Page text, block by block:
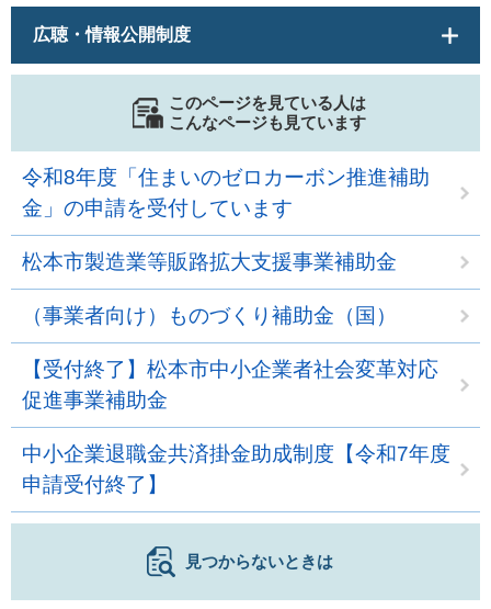
広聴・情報公開制度
このページを見ている人は
こんなページも見ています
令和8年度「住まいのゼロカーボン推進補助
金」の申請を受付しています
松本市製造業等販路拡大支援事業補助金
（事業者向け）ものづくり補助金（国）
【受付終了】松本市中小企業者社会変革対応
促進事業補助金
中小企業退職金共済掛金助成制度【令和7年度
申請受付終了】
見つからないときは